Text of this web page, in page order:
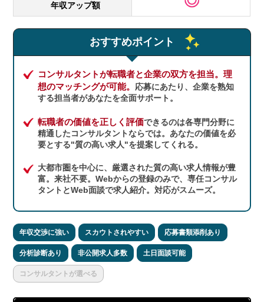
年収アップ額
おすすめポイント
コンサルタントが転職者と企業の双方を担当。理
想のマッチングが可能。 応募にあたり、企業を熟知
する担当者があなたを全面サポート。
転職者の価値を正しく評価できるのは各専門分野に
精通したコンサルタントならでは。あなたの価値を必
要とする"質の高い求人"を提案してくれる。
大都市圏を中心に、厳選された質の高い求人情報が豊
富。来社不要。Webからの登録のみで、専任コンサル
タントとWeb面談で求人紹介。対応がスムーズ。
年収交渉に強い スカウトされやすい 応募書類添削あり
分析診断あり 非公開求人多数 土日面談可能
コンサルタントが選べる